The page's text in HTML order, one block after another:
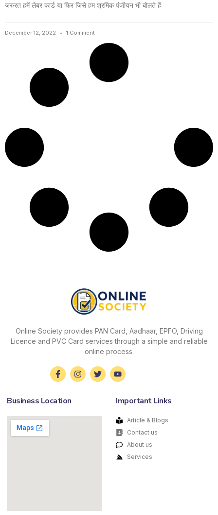
जरुरत हमें लेबर कार्ड या फिर जिसे हम श्रमिक पंजीयन भी बोलते हैं
December 12, 2022 1 Comment
Online Society provides PAN Card, Aadhaar, EPFO, Driving
Licence and PVC Card services through a simple and reliable
online process.
Business Location Important Links
Article & Blogs
Contact us
About us
Services